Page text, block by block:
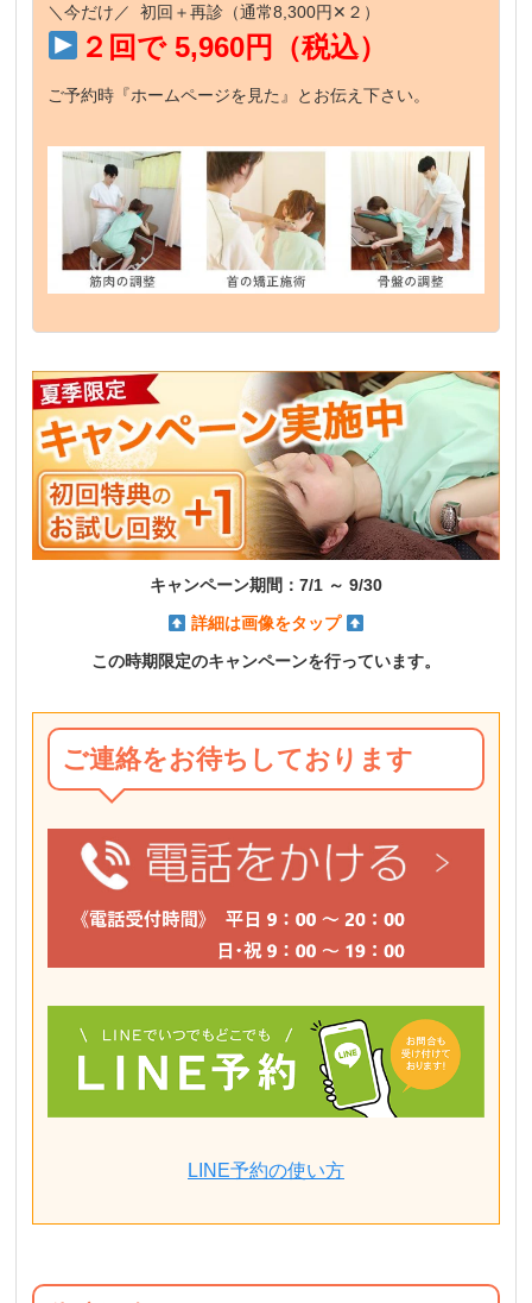
＼今だけ／ 初回＋再診（通常8,300円✕２）
２回で 5,960円（税込）
ご予約時『ホームページを見た』とお伝え下さい。
キャンペーン期間：7/1 ～ 9/30
詳細は画像をタップ
この時期限定のキャンペーンを行っています。
ご連絡をお待ちしております
LINE予約の使い方